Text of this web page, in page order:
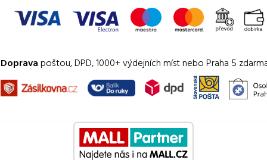
Doprava poštou, DPD, 1000+ výdejních míst nebo Praha 5